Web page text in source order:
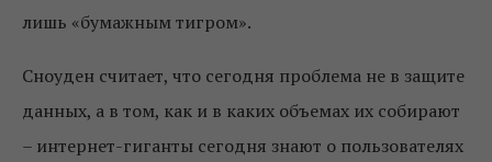
лишь «бумажным тигром».
Сноуден считает, что сегодня проблема не в защите
данных, а в том, как и в каких объемах их собирают
– интернет-гиганты сегодня знают о пользователях